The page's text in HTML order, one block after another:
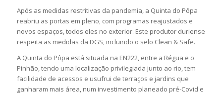
Após as medidas restritivas da pandemia, a Quinta do Pôpa
reabriu as portas em pleno, com programas reajustados e
novos espaços, todos eles no exterior. Este produtor duriense
respeita as medidas da DGS, incluindo o selo Clean & Safe.
A Quinta do Pôpa está situada na EN222, entre a Régua e o
Pinhão, tendo uma localização privilegiada junto ao rio, tem
facilidade de acessos e usufrui de terraços e jardins que
ganharam mais área, num investimento planeado pré-Covid e